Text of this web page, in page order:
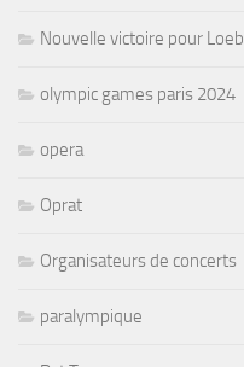
Nouvelle victoire pour Loeb
olympic games paris 2024
opera
Oprat
Organisateurs de concerts
paralympique